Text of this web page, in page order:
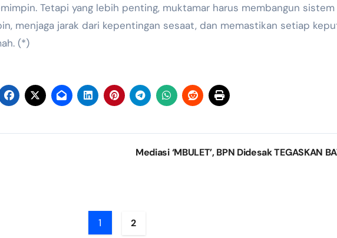
Tetapi yang lebih penting, muktamar harus membangun sistem
menjaga jarak dari kepentingan sesaat, dan memastikan setiap
(*)
Mediasi ‘MBULET’, BPN Didesak TEGASKAN
1 2